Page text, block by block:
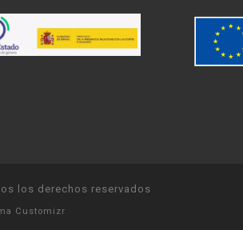
los derechos reservados
Customizr